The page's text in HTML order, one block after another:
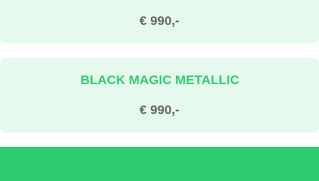
€ 990,-
€ 990,-
BLACK MAGIC METALLIC